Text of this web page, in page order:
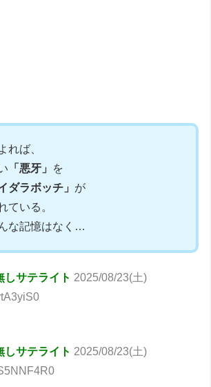
れば、
「悪牙」
を
ダラボッチ」 が
ている。
な記憶はなく…
しサテライト 2025/08/23(土)
しサテライト 2025/08/23(土)